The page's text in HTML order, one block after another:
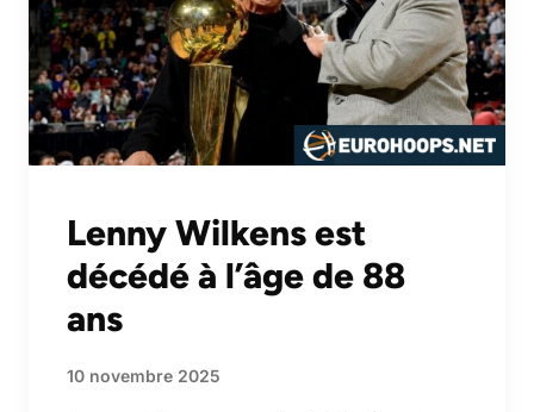
Lenny Wilkens est
décédé à l’âge de 88
ans
10 novembre 2025